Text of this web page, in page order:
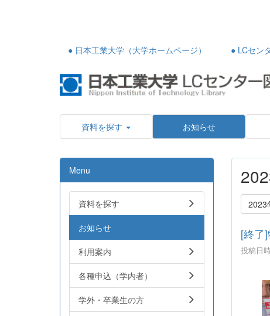
● 日本工業大学（大学ホームページ） ● LCセン
資料を探す お知らせ
2023
[終了
投稿日
Menu
資料を探す
お知らせ
利用案内
各種申込（学内者）
学外・卒業生の方